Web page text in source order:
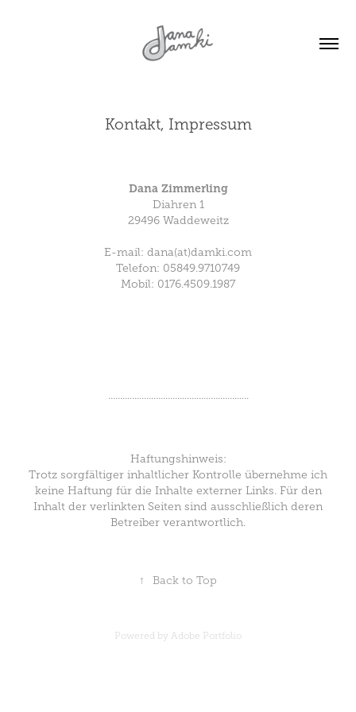
Kontakt, Impressum
Dana Zimmerling
Diahren 1
29496 Waddeweitz
E-mail: dana(at)damki.com
Telefon: 05849.9710749
Mobil: 0176.4509.1987
Haftungshinweis:
Trotz sorgfältiger inhaltlicher Kontrolle übernehme ich
keine Haftung für die Inhalte externer Links. Für den
Inhalt der verlinkten Seiten sind ausschließlich deren
Betreiber verantwortlich.
↑ Back to Top
Powered by Adobe Portfolio